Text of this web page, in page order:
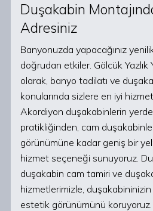
Duşakabin
Adresiniz
Banyonuzda yapacağınız
doğrudan etkiler. Gölcük Yazlık
olarak, banyo tadilatı ve
konularında sizlere en iyi
Akordiyon duşakabinlerin
pratikliğinden, cam
görünümüne kadar geniş bir
hizmet seçeneği sunuyoruz.
duşakabin cam tamiri ve
hizmetlerimizle,
estetik görünümünü koruyoruz.